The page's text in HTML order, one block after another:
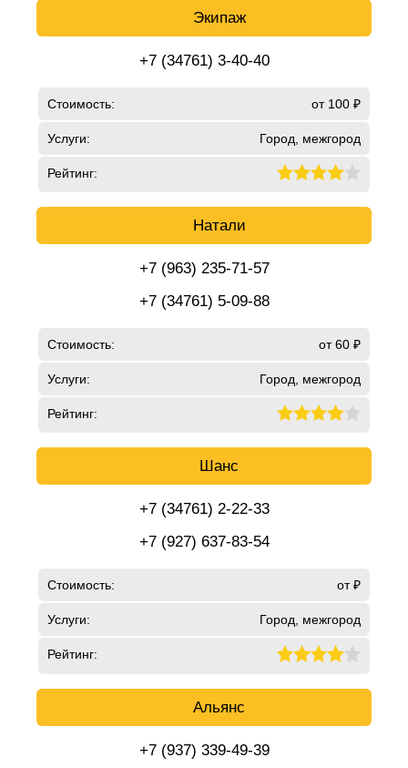
Экипаж
+7 (34761) 3-40-40
Стоимость: от 100 ₽
Услуги: Город, межгород
Рейтинг:
Натали
+7 (963) 235-71-57
+7 (34761) 5-09-88
Стоимость: от 60 ₽
Услуги: Город, межгород
Рейтинг:
Шанс
+7 (34761) 2-22-33
+7 (927) 637-83-54
Стоимость: от ₽
Услуги: Город, межгород
Рейтинг:
Альянс
+7 (937) 339-49-39